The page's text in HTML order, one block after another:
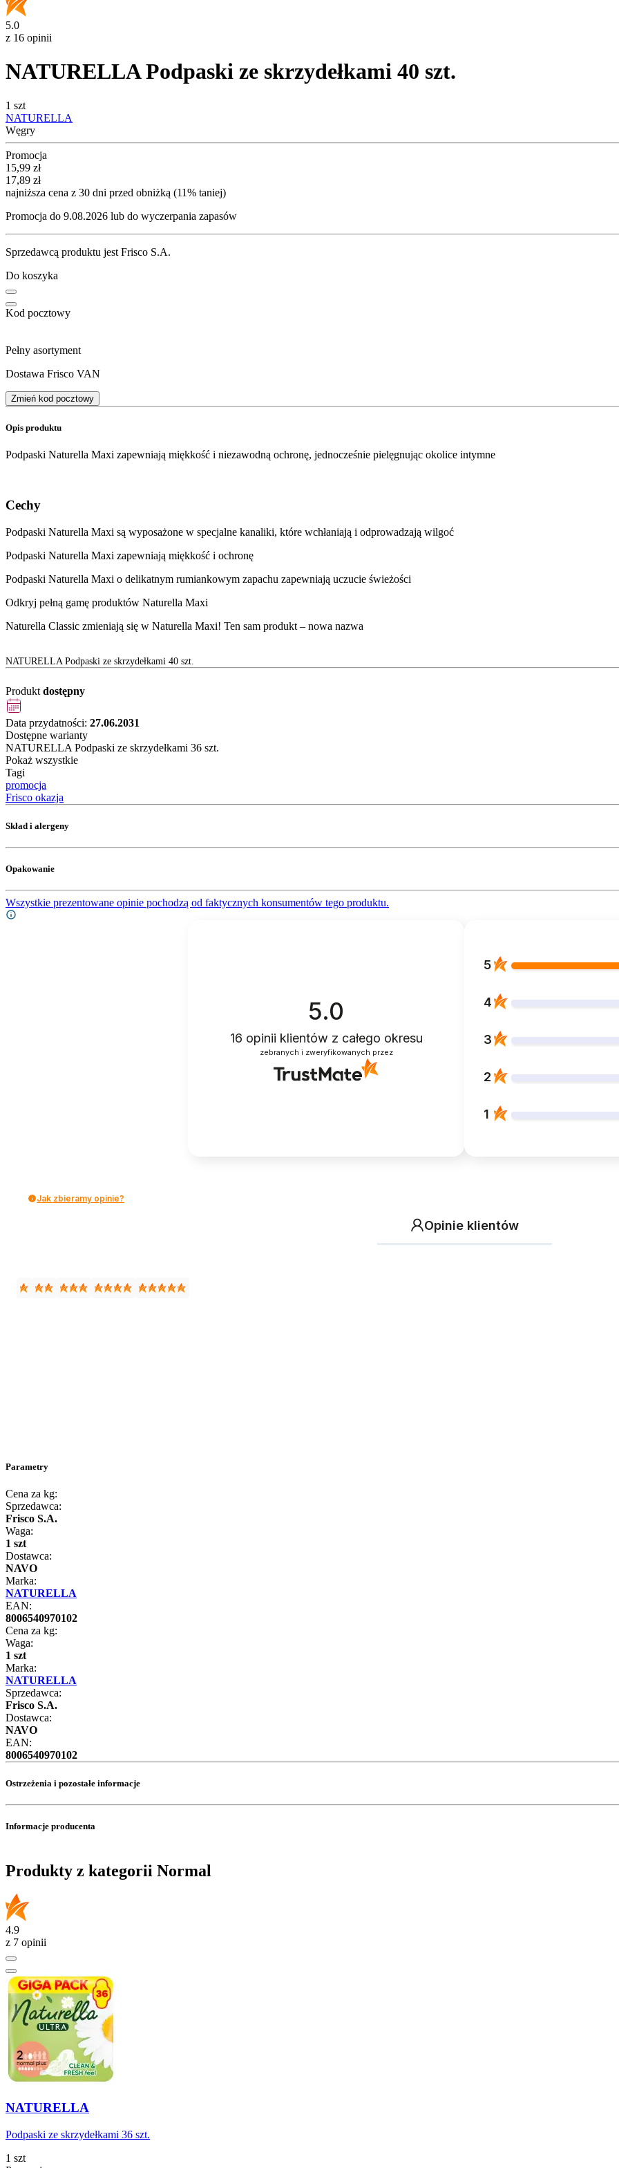
5.0
z 16 opinii
NATURELLA Podpaski ze skrzydełkami 40 szt.
1 szt
NATURELLA
Węgry
Promocja
Cena promocyjna
15,99 zł
17,89 zł
najniższa cena z 30 dni przed obniżką (11% taniej)
Promocja do 9.08.2026 lub do wyczerpania zapasów
Sprzedawcą produktu jest Frisco S.A.
Do koszyka
Kod pocztowy
Pełny asortyment
Dostawa Frisco VAN
Zmień kod pocztowy
Opis produktu
Podpaski Naturella Maxi zapewniają miękkość i niezawodną ochronę, jednocześnie pielęgnując okolice intymne
Cechy
Podpaski Naturella Maxi są wyposażone w specjalne kanaliki, które wchłaniają i odprowadzają wilgoć
Podpaski Naturella Maxi zapewniają miękkość i ochronę
Podpaski Naturella Maxi o delikatnym rumiankowym zapachu zapewniają uczucie świeżości
Odkryj pełną gamę produktów Naturella Maxi
Naturella Classic zmieniają się w Naturella Maxi! Ten sam produkt – nowa nazwa
NATURELLA Podpaski ze skrzydełkami 40 szt.
Produkt dostępny
Data przydatności: 27.06.2031
Dostępne warianty
NATURELLA Podpaski ze skrzydełkami 36 szt.
Pokaż wszystkie
Tagi
promocja
Frisco okazja
Skład i alergeny
Opakowanie
Wszystkie prezentowane opinie pochodzą od faktycznych konsumentów tego produktu.
5.0
16 opinii klientów z całego okresu
zebranych i zweryfikowanych przez
5
4
3
2
1
Jak zbieramy opinie?
Opinie klientów
Parametry
Cena za kg:
Sprzedawca:
Frisco S.A.
Waga:
1 szt
Dostawca:
NAVO
Marka:
NATURELLA
EAN:
8006540970102
Cena za kg:
Waga:
1 szt
Marka:
NATURELLA
Sprzedawca:
Frisco S.A.
Dostawca:
NAVO
EAN:
8006540970102
Ostrzeżenia i pozostałe informacje
Informacje producenta
Produkty z kategorii Normal
4.9
z 7 opinii
NATURELLA
Podpaski ze skrzydełkami 36 szt.
1 szt